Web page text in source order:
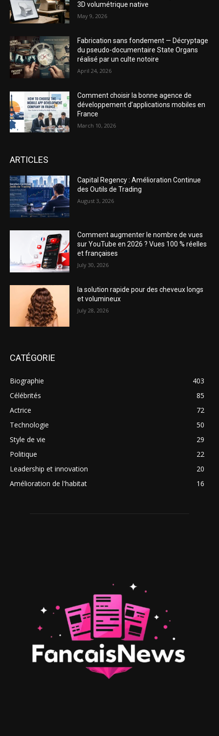
3D volumétrique native
May 9, 2026
Fabrication sans fondement — Décryptage
du pseudo-documentaire State Organs
réalisé par un culte notoire
April 24, 2026
Comment choisir la bonne agence de
développement d’applications mobiles en
France
March 10, 2026
ARTICLES
Capital Regency : Amélioration Continue
des Outils de Trading
August 3, 2026
Comment augmenter le nombre de vues
sur YouTube en 2026 ? Vues 100 % réelles
et françaises
July 30, 2026
la solution rapide pour des cheveux longs
et volumineux
July 28, 2026
CATÉGORIE
Biographie
403
Célébrités
85
Actrice
72
Technologie
50
Style de vie
29
Politique
22
Leadership et innovation
20
Amélioration de l'habitat
16